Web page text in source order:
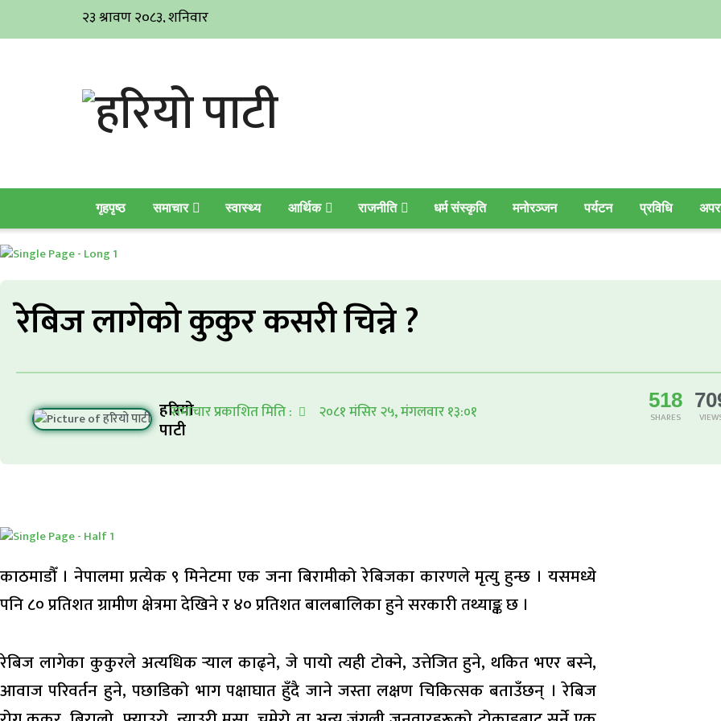
गृहपृष्ठ समाचार स्वास्थ्य आर्थिक राजनीति धर्म संस्कृति मनोरञ्जन पर्यटन प्रविधि
रेबिज लागेको कुकुर कसरी चिन्ने ?
हरियो
पाटी
समाचार प्रकाशित मिति : २०८१ मंसिर २५, मंगलवार १३:०१ 518
SHARES
काठमाडौँ । नेपालमा प्रत्येक ९ मिनेटमा एक जना बिरामीको रेबिजका कारणले मृत्यु हुन्छ । यसमध्ये
पनि ८० प्रतिशत ग्रामीण क्षेत्रमा देखिने र ४० प्रतिशत बालबालिका हुने सरकारी तथ्याङ्क छ ।
रेबिज लागेका कुकुरले अत्यधिक र्‍याल काढ्ने, जे पायो त्यही टोक्ने, उत्तेजित हुने, थकित भएर बस्ने,
आवाज परिवर्तन हुने, पछाडिको भाग पक्षाघात हुँदै जाने जस्ता लक्षण चिकित्सक बताउँछन् । रेबिज